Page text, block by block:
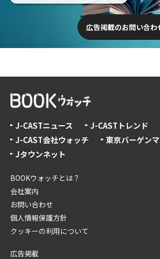
広告掲載のお問い合わ
J-CASTニュース
J-CASTトレンド
J-CAST会社ウォッチ
東京バーゲン
Jタウンネット
BOOKウォッチとは？
会社案内
お問い合わせ
個人情報保護方針
クッキーの利用について
広告掲載